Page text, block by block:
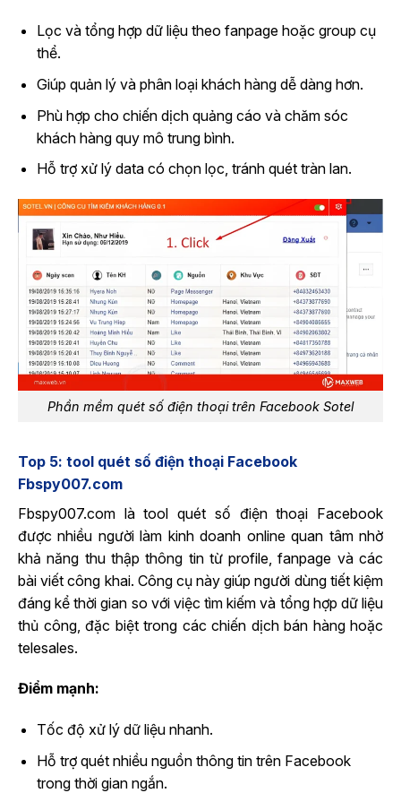
Lọc và tổng hợp dữ liệu theo fanpage hoặc group cụ
thể.
Giúp quản lý và phân loại khách hàng dễ dàng hơn.
Phù hợp cho chiến dịch quảng cáo và chăm sóc
khách hàng quy mô trung bình.
Hỗ trợ xử lý data có chọn lọc, tránh quét tràn lan.
Phần mềm quét số điện thoại trên Facebook Sotel
Top 5: tool quét số điện thoại Facebook
Fbspy007.com
Fbspy007.com là tool quét số điện thoại Facebook
được nhiều người làm kinh doanh online quan tâm nhờ
khả năng thu thập thông tin từ profile, fanpage và các
bài viết công khai. Công cụ này giúp người dùng tiết kiệm
đáng kể thời gian so với việc tìm kiếm và tổng hợp dữ liệu
thủ công, đặc biệt trong các chiến dịch bán hàng hoặc
telesales.
Điểm mạnh:
Tốc độ xử lý dữ liệu nhanh.
Hỗ trợ quét nhiều nguồn thông tin trên Facebook
trong thời gian ngắn.